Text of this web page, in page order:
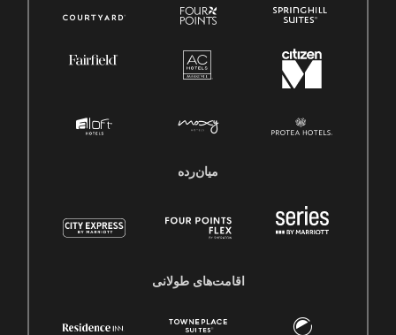
میان‌رده
اقامت‌های طولانی